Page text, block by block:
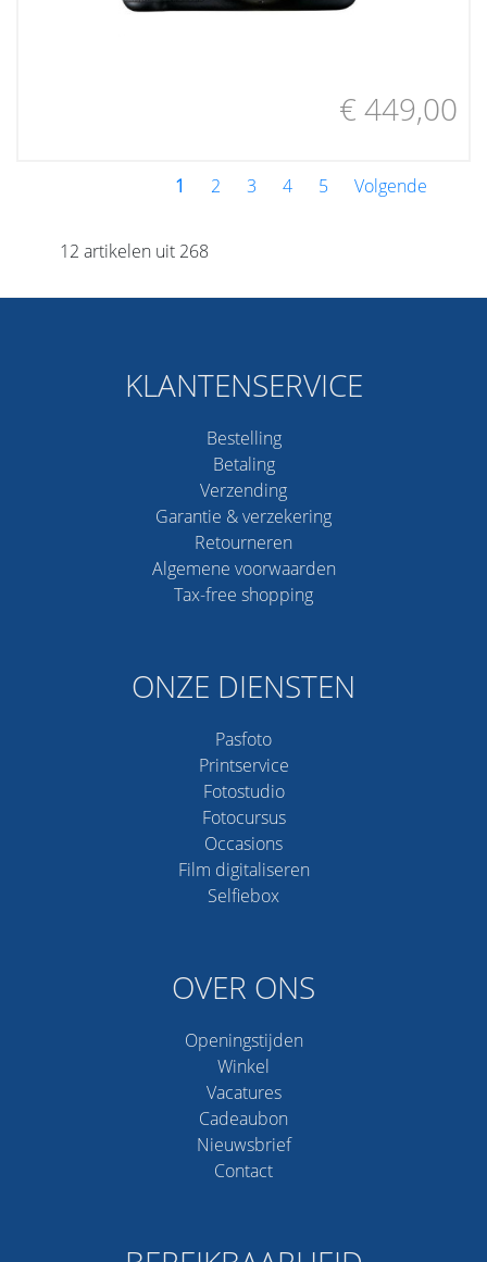
€ 449,00
1 2 3 4 5 Volgende
12 artikelen uit 268
KLANTENSERVICE
Bestelling
Betaling
Verzending
Garantie & verzekering
Retourneren
Algemene voorwaarden
Tax-free shopping
ONZE DIENSTEN
Pasfoto
Printservice
Fotostudio
Fotocursus
Occasions
Film digitaliseren
Selfiebox
OVER ONS
Openingstijden
Winkel
Vacatures
Cadeaubon
Nieuwsbrief
Contact